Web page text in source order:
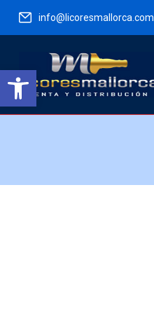
Abrir barra de herramientas
info@licoresmallorca.com